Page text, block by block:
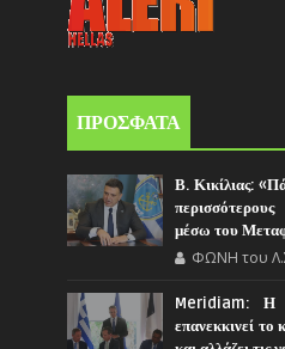
ΠΡΟΣΦΑΤΑ
Β. Κικίλιας:
μέσω του
ΦΩΝΗ του
Meridiam: Η
επανεκκινεί